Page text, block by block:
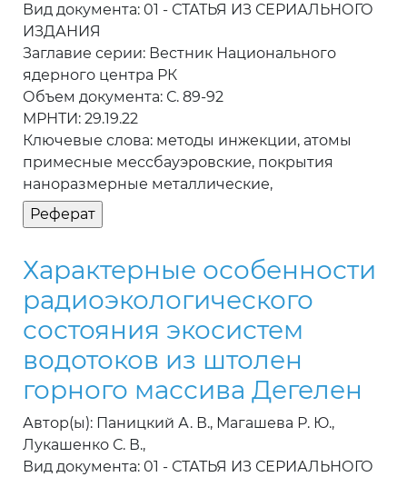
Вид документа: 01 - СТАТЬЯ ИЗ СЕРИАЛЬНОГО
ИЗДАНИЯ
Заглавие серии: Вестник Национального
ядерного центра РК
Объем документа: С. 89-92
МРНТИ: 29.19.22
Ключевые слова: методы инжекции, атомы
примесные мессбауэровские, покрытия
наноразмерные металлические,
Характерные особенности
радиоэкологического
состояния экосистем
водотоков из штолен
горного массива Дегелен
Автор(ы): Паницкий А. В., Магашева Р. Ю.,
Лукашенко С. В.,
Вид документа: 01 - СТАТЬЯ ИЗ СЕРИАЛЬНОГО